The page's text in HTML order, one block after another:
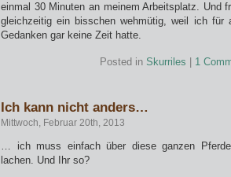
einmal 30 Minuten an meinem Arbeitsplatz. Und
gleichzeitig ein bisschen wehmütig, weil ich für
Gedanken gar keine Zeit hatte.
Posted in Skurriles 1
Ich kann nicht anders…
Mittwoch, Februar 20th, 2013
… ich muss einfach über diese ganzen
lachen. Und Ihr so?